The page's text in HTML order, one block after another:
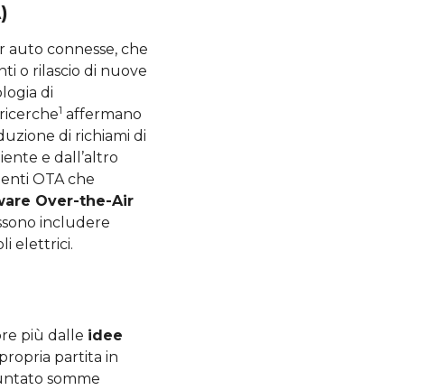
auto connesse, che
o rilascio di nuove
di
1 affermano
di richiami di
e dall’altro
OTA che
Over-the-Air
includere
elettrici.
più dalle idee
partita in
somme